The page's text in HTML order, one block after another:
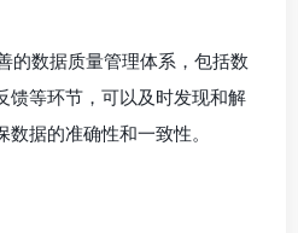
的数据质量管理体系，包括数
馈等环节，可以及时发现和解
据的准确性和一致性。